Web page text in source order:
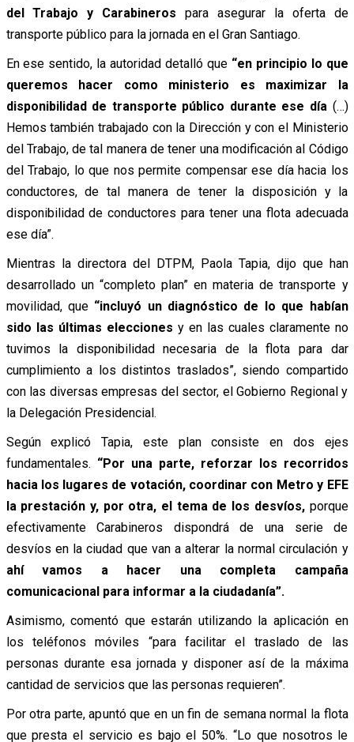
del Trabajo y Carabineros para asegurar la oferta de
transporte público para la jornada en el Gran Santiago.
En ese sentido, la autoridad detalló que “en principio lo que
queremos hacer como ministerio es maximizar la
disponibilidad de transporte público durante ese día (…)
Hemos también trabajado con la Dirección y con el Ministerio
del Trabajo, de tal manera de tener una modificación al Código
del Trabajo, lo que nos permite compensar ese día hacia los
conductores, de tal manera de tener la disposición y la
disponibilidad de conductores para tener una flota adecuada
ese día”.
Mientras la directora del DTPM, Paola Tapia, dijo que han
desarrollado un “completo plan” en materia de transporte y
movilidad, que “incluyó un diagnóstico de lo que habían
sido las últimas elecciones y en las cuales claramente no
tuvimos la disponibilidad necesaria de la flota para dar
cumplimiento a los distintos traslados”, siendo compartido
con las diversas empresas del sector, el Gobierno Regional y
la Delegación Presidencial.
Según explicó Tapia, este plan consiste en dos ejes
fundamentales. “Por una parte, reforzar los recorridos
hacia los lugares de votación, coordinar con Metro y EFE
la prestación y, por otra, el tema de los desvíos,porque
efectivamente Carabineros dispondrá de una serie de
desvíos en la ciudad que van a alterar la normal circulación y
ahí vamos a hacer una completa campaña
comunicacional para informar a la ciudadanía”.
Asimismo, comentó que estarán utilizando la aplicación en
los teléfonos móviles “para facilitar el traslado de las
personas durante esa jornada y disponer así de la máxima
cantidad de servicios que las personas requieren”.
Por otra parte, apuntó que en un fin de semana normal la flota
que presta el servicio es bajo el 50%. “Lo que nosotros le